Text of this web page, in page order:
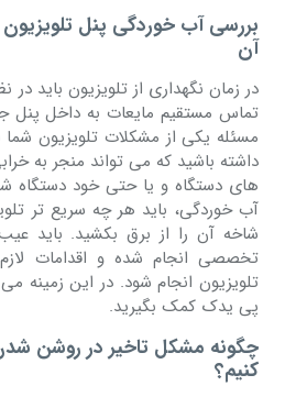
بررسی آب خوردگی پنل
آن
در زمان نگهداری از تلویزیون باید در
تماس مستقیم مایعات به داخل پنل
مسئله یکی از مشکلات تلویزیون شما
داشته باشید که می تواند منجر به
های دستگاه و یا حتی خود دستگاه
آب خوردگی، باید هر چه سریع تر
شاخه آن را از برق بکشید. باید
تخصصی انجام شده و اقدامات
تلویزیون انجام شود. در این زمینه
پی یدک کمک بگیرید.
چگونه مشکل تاخیر در روشن
کنیم؟